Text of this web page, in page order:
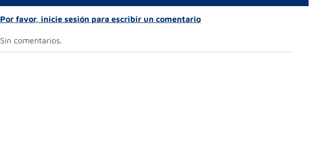
Por favor, inicie sesión para escribir un comentario
Sin comentarios.